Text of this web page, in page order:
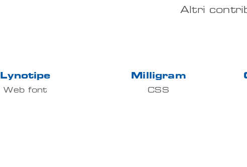
Altri
Lynotipe
Web font
Milligram
CSS